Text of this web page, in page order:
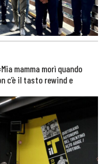
mamma morì quando
c’è il tasto rewind e